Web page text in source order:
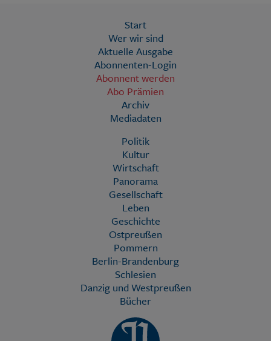
Start
Wer wir sind
Aktuelle Ausgabe
Abonnenten-Login
Abonnent werden
Abo Prämien
Archiv
Mediadaten
Politik
Kultur
Wirtschaft
Panorama
Gesellschaft
Leben
Geschichte
Ostpreußen
Pommern
Berlin-Brandenburg
Schlesien
Danzig und Westpreußen
Bücher